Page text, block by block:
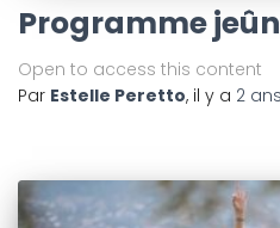
Programme
Open to access this content
Par Estelle Peretto, il y a 2 ans